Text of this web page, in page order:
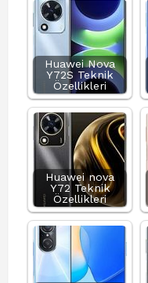
Huawei Nova
Y72S Teknik
Özellikleri
Huawei nova
Y72 Teknik
Özellikleri